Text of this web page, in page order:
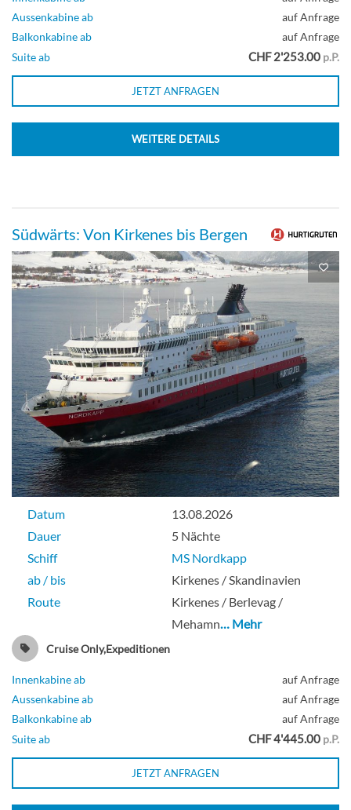
Aussenkabine ab
auf Anfrage
Balkonkabine ab
auf Anfrage
Suite ab
CHF 2'253.00 p.P.
JETZT ANFRAGEN
WEITERE DETAILS
Südwärts: Von Kirkenes bis Bergen
Datum
13.08.2026
Dauer
5 Nächte
Schiff
MS Nordkapp
ab / bis
Kirkenes / Skandinavien
Route
Kirkenes / Berlevag /
Mehamn… Mehr
Cruise Only,Expeditionen
Innenkabine ab
auf Anfrage
Aussenkabine ab
auf Anfrage
Balkonkabine ab
auf Anfrage
Suite ab
CHF 4'445.00 p.P.
JETZT ANFRAGEN